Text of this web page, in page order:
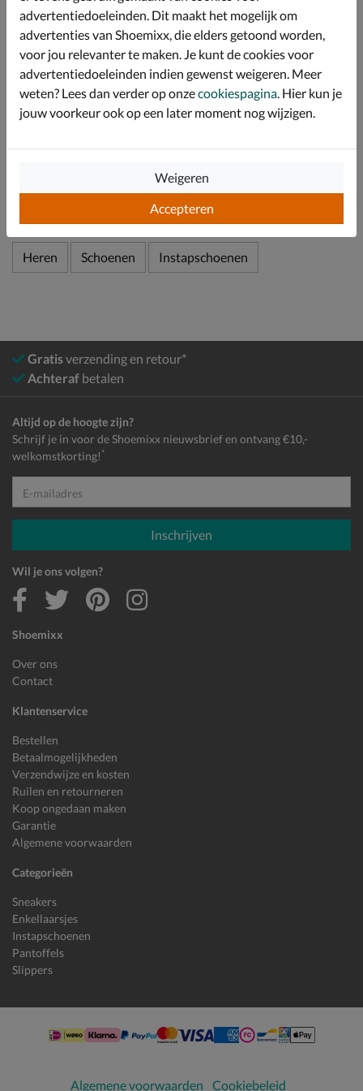
foamlaag biedt een lichte demping tijdens het lopen.
Afgewerkt met een schokabsorberende tussenzool die
de druk verdeelt en vermoeide voeten voorkomt. De
rubberen loopzool is grip- en slijtvast waardoor je op
elke ondergrond stabiel staat.
Heren Schoenen Instapschoenen
Gratisverzending en retour*
Achteraf betalen
Shoemixx
Over ons
Contact
Klantenservice
Bestellen
Betaalmogelijkheden
Verzendwijze en kosten
Ruilen en retourneren
Koop ongedaan maken
Garantie
Algemene voorwaarden
Categorieën
Sneakers
Enkellaarsjes
Instapschoenen
Pantoffels
Slippers
Altijd op de hoogte zijn?
Schrijf je in voor de Shoemixx nieuwsbrief en ontvang €10,-
welkomstkorting! *
E-mailadres
Inschrijven
Wil je ons volgen?
Algemene voorwaarden Cookiebeleid
advertentiedoeleinden. Dit maakt het mogelijk om
advertenties van Shoemixx, die elders getoond worden,
voor jou relevanter te maken. Je kunt de cookies voor
advertentiedoeleinden indien gewenst weigeren. Meer
weten? Lees dan verder op onzecookiespagina. Hier kun je
jouw voorkeur ook op een later moment nog wijzigen.
Accepteren
Weigeren